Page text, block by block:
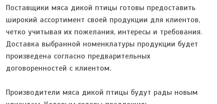
Поставщики мяса дикой птицы готовы предоставить
широкий ассортимент своей продукции для клиентов,
четко учитывая их пожелания, интересы и требования.
Доставка выбранной номенклатуры продукции будет
произведена согласно предварительных
договоренностей с клиентом.
Производители мяса дикой птицы будут рады новым